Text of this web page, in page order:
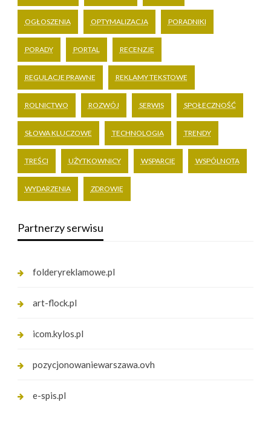
OGŁOSZENIA OPTYMALIZACJA PORADNIKI
PORADY PORTAL RECENZJE
REGULACJE PRAWNE REKLAMY TEKSTOWE
ROLNICTWO ROZWÓJ SERWIS SPOŁECZNOŚĆ
SŁOWA KLUCZOWE TECHNOLOGIA TRENDY
TREŚCI UŻYTKOWNICY WSPARCIE WSPÓLNOTA
WYDARZENIA ZDROWIE
Partnerzy serwisu
folderyreklamowe.pl
art-flock.pl
icom.kylos.pl
pozycjonowaniewarszawa.ovh
e-spis.pl